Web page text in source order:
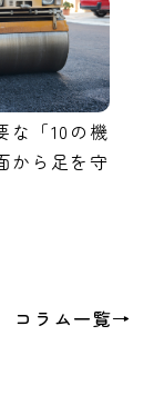
な「10の機
から足を守
コラム一覧→